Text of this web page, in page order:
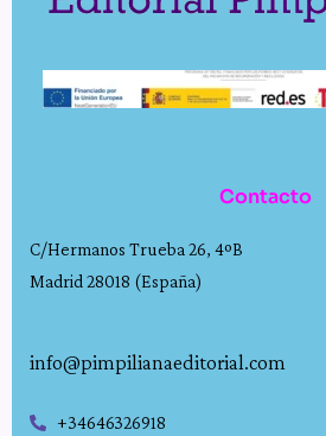
Contacto
C/Hermanos Trueba 26, 4ºB
Madrid 28018 (España)
info@pimpilianaeditorial.com
+34646326918